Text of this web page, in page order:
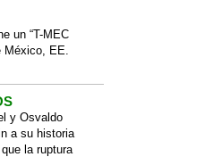
un “T-MEC
México, EE.
y Osvaldo
a su historia
la ruptura